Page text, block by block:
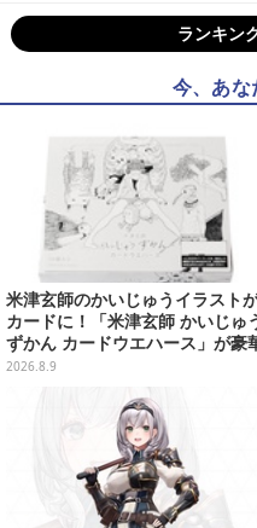
ランキン
今、あな
米津玄師のかいじゅうイラスト
カードに！「米津玄師 かいじゅ
ずかん カードウエハース」が豪
ラインナップ
2026.8.9